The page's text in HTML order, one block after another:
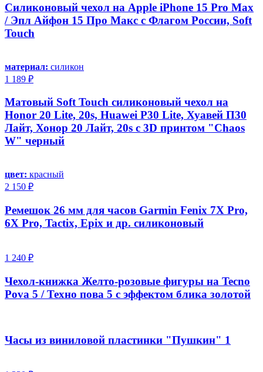
Силиконовый чехол на Apple iPhone 15 Pro Max
/ Эпл Айфон 15 Про Макс с Флагом России, Soft
Touch
материал: силикон
1 189 ₽
Матовый Soft Touch силиконовый чехол на
Honor 20 Lite, 20s, Huawei P30 Lite, Хуавей П30
Лайт, Хонор 20 Лайт, 20s с 3D принтом "Chaos
W" черный
цвет: красный
2 150 ₽
Ремешок 26 мм для часов Garmin Fenix 7X Pro,
6X Pro, Tactix, Epix и др. силиконовый
1 240 ₽
Чехол-книжка Желто-розовые фигуры на Tecno
Pova 5 / Техно пова 5 с эффектом блика золотой
Часы из виниловой пластинки "Пушкин" 1